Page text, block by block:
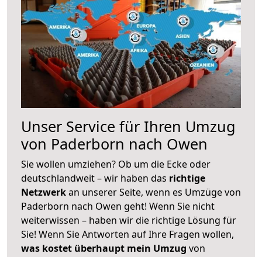
Unser Service für Ihren Umzug
von Paderborn nach Owen
Sie wollen umziehen? Ob um die Ecke oder
deutschlandweit – wir haben das richtige
Netzwerkan unserer Seite, wenn es Umzüge von
Paderborn nach Owen geht! Wenn Sie nicht
weiterwissen – haben wir die richtige Lösung für
Sie! Wenn Sie Antworten auf Ihre Fragen wollen,
was kostet überhaupt mein Umzug von